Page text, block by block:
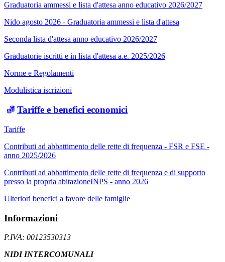
Graduatoria ammessi e lista d'attesa anno educativo 2026/2027
Nido agosto 2026 - Graduatoria ammessi e lista d'attesa
Seconda lista d'attesa anno educativo 2026/2027
Graduatorie iscritti e in lista d'attesa a.e. 2025/2026
Norme e Regolamenti
Modulistica iscrizioni
Tariffe e benefici economici
Tariffe
Contributi ad abbattimento delle rette di frequenza - FSR e FSE -
anno 2025/2026
Contributi ad abbattimento delle rette di frequenza e di supporto
presso la propria abitazioneINPS - anno 2026
Ulteriori benefici a favore delle famiglie
Informazioni
P.IVA: 00123530313
NIDI INTERCOMUNALI